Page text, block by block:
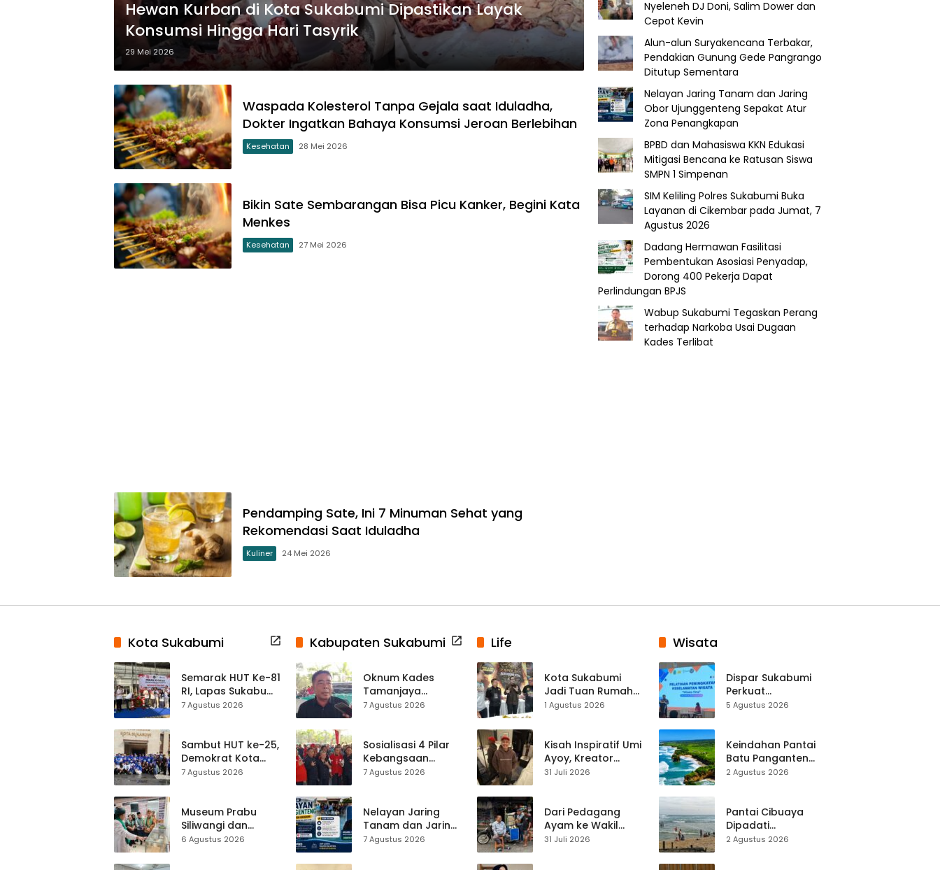
Hewan Kurban di Kota Sukabumi Dipastikan Layak
Konsumsi Hingga Hari Tasyrik
29 Mei 2026
Waspada Kolesterol Tanpa Gejala saat Iduladha,
Dokter Ingatkan Bahaya Konsumsi Jeroan Berlebihan
Kesehatan 28 Mei 2026
Bikin Sate Sembarangan Bisa Picu Kanker, Begini Kata
Menkes
Kesehatan 27 Mei 2026
Pendamping Sate, Ini 7 Minuman Sehat yang
Rekomendasi Saat Iduladha
Kuliner 24 Mei 2026
Nyeleneh DJ Doni, Salim Dower dan
Cepot Kevin
Alun-alun Suryakencana Terbakar,
Pendakian Gunung Gede Pangrango
Ditutup Sementara
Nelayan Jaring Tanam dan Jaring
Obor Ujunggenteng Sepakat Atur
Zona Penangkapan
BPBD dan Mahasiswa KKN Edukasi
Mitigasi Bencana ke Ratusan Siswa
SMPN 1 Simpenan
SIM Keliling Polres Sukabumi Buka
Layanan di Cikembar pada Jumat, 7
Agustus 2026
Dadang Hermawan Fasilitasi
Pembentukan Asosiasi Penyadap,
Dorong 400 Pekerja Dapat
Perlindungan BPJS
Wabup Sukabumi Tegaskan Perang
terhadap Narkoba Usai Dugaan
Kades Terlibat
Kota Sukabumi
Semarak HUT Ke-81
RI, Lapas Sukabumi
Resmi Gelar Pekan
7 Agustus 2026
Sambut HUT ke-25,
Demokrat Kota
Sukabumi
ASRI Lewat Aksi
Bersih Masjid
Agung
7 Agustus 2026
Museum Prabu
Siliwangi dan
Museum Keramik
6 Agustus 2026
Kabupaten Sukabumi
Oknum Kades
Tamanjaya
Terjerat Kasus
Seleksi Calon
Kades Diperketat
7 Agustus 2026
Sosialisasi 4 Pilar
Kebangsaan
Digelar di
Tekankan
Pentingnya
Persatuan
7 Agustus 2026
Nelayan Jaring
Tanam dan Jaring
Obor
7 Agustus 2026
Life
Kota Sukabumi
Jadi Tuan Rumah
Kontes Batu Akik
1 Agustus 2026
Kisah Inspiratif Umi
Ayoy, Kreator
TikTok Asal
Live Streaming
31 Juli 2026
Dari Pedagang
Ayam ke Wakil
Ketua DPRD, H.
31 Juli 2026
Wisata
Dispar Sukabumi
Perkuat
Keselamatan
Mitigasi hingga
Teknik Evakuasi
5 Agustus 2026
Keindahan Pantai
Batu Panganten
Mulai Dilirik
2 Agustus 2026
Pantai Cibuaya
Dipadati
Wisatawan,
2 Agustus 2026